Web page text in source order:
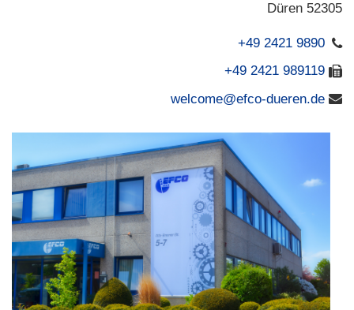
52305 Düren
+49 2421 9890
+49 2421 989119
welcome@efco-dueren.de